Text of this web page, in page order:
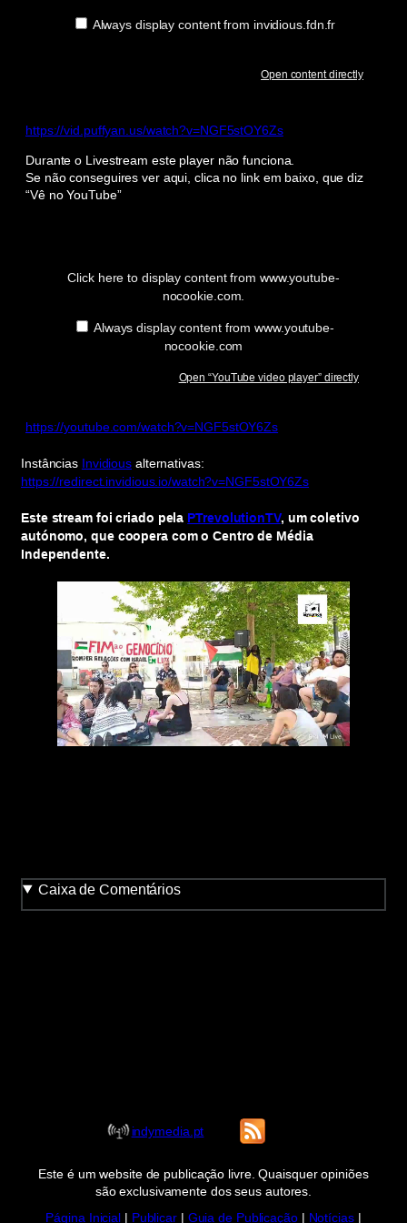
Always display content from invidious.fdn.fr
Open content directly
https://vid.puffyan.us/watch?v=NGF5stOY6Zs
Durante o Livestream este player não funciona.
Se não conseguires ver aqui, clica no link em baixo, que diz
“Vê no YouTube”
Click here to display content from www.youtube-
nocookie.com.
Always display content from www.youtube-
nocookie.com
Open “YouTube video player” directly
https://youtube.com/watch?v=NGF5stOY6Zs
Instâncias Invidious alternativas:
https://redirect.invidious.io/watch?v=NGF5stOY6Zs
Este stream foi criado pela PTrevolutionTV, um coletivo
autónomo, que coopera com o Centro de Média
Independente.
Caixa de Comentários
indymedia.pt
Este é um website de publicação livre. Quaisquer opiniões
são exclusivamente dos seus autores.
Página Inicial
Publicar| Guia de Publicação| Notícias|